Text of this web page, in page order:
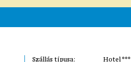
Szállás típusa: Hotel ***